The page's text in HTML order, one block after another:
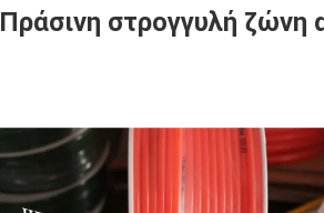
Πράσινη στρογγυλή ζώνη